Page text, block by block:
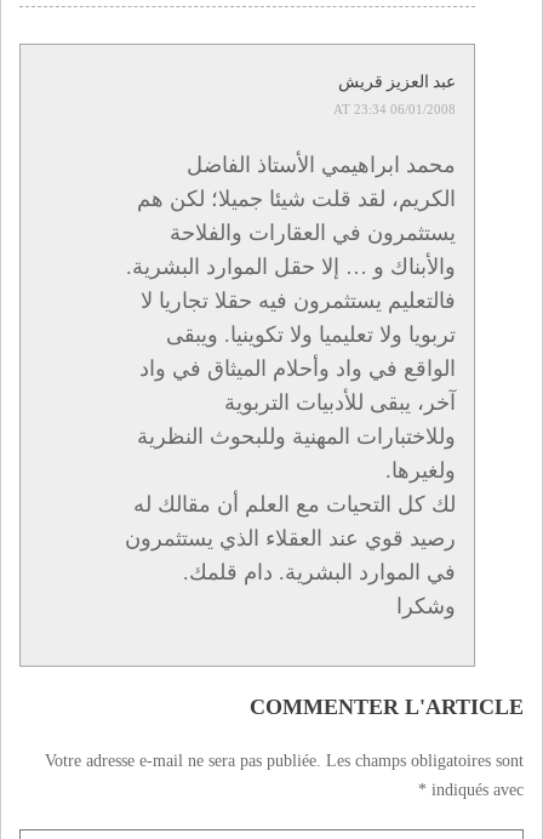
عبد العزيز قريش
06/01/2008 AT 23:34
محمد ابراهيمي الأستاذ الفاضل
الكريم، لقد قلت شيئا جميلا؛ لكن هم
يستثمرون في العقارات والفلاحة
والأبناك و … إلا حقل الموارد البشرية.
فالتعليم يستثمرون فيه حقلا تجاريا لا
تربويا ولا تعليميا ولا تكوينيا. ويبقى
الواقع في واد وأحلام الميثاق في واد
آخر، يبقى للأدبيات التربوية
وللاختبارات المهنية وللبحوث النظرية
ولغيرها.
لك كل التحيات مع العلم أن مقالك له
رصيد قوي عند العقلاء الذي يستثمرون
في الموارد البشرية. دام قلمك.
وشكرا
COMMENTER L'ARTICLE
Votre adresse e-mail ne sera pas publiée. Les champs obligatoires sont
indiqués avec
*